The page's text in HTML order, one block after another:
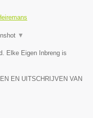
▼
Elke Eigen Inbreng is
EN UITSCHRIJVEN VAN